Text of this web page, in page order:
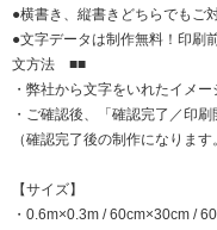
●横書き、縦書きどちらでもご
●文字データは制作無料！印刷
文方法 ■■
・弊社から文字をいれたイメ
・ご確認後、「確認完了／印
（確認完了後の制作になります
【サイズ】
・0.6m×0.3m / 60cm×30cm /